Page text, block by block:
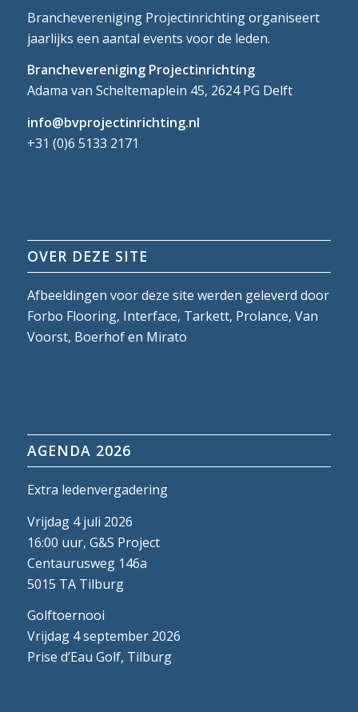
Branchevereniging Projectinrichting organiseert
jaarlijks een aantal events voor de leden.
Branchevereniging Projectinrichting
Adama van Scheltemaplein 45, 2624 PG Delft
info@bvprojectinrichting.nl
+31 (0)6 5133 2171
OVER DEZE SITE
Afbeeldingen voor deze site werden geleverd door
Forbo Flooring, Interface, Tarkett, Prolance, Van
Voorst, Boerhof en Mirato
AGENDA 2026
Extra ledenvergadering
Vrijdag 4 juli 2026
16:00 uur, G&S Project
Centaurusweg 146a
5015 TA Tilburg
Golftoernooi
Vrijdag 4 september 2026
Prise d’Eau Golf, Tilburg